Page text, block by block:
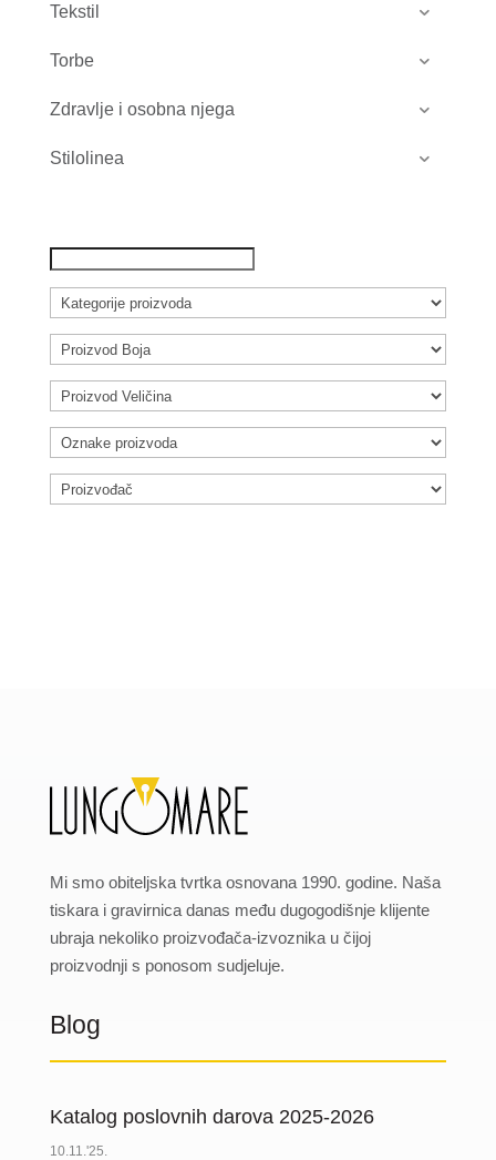
Tekstil
Torbe
Zdravlje i osobna njega
Stilolinea
Mi smo obiteljska tvrtka osnovana 1990. godine. Naša
tiskara i gravirnica danas među dugogodišnje klijente
ubraja nekoliko proizvođača-izvoznika u čijoj
proizvodnji s ponosom sudjeluje.
Blog
Katalog poslovnih darova 2025-2026
10.11.'25.